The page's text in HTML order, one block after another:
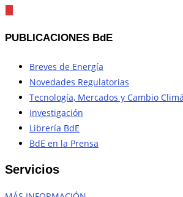
PUBLICACIONES BdE
Breves de Energía
Novedades Regulatorias
Tecnología, Mercados y Cambio
Investigación
Librería BdE
BdE en la Prensa
Servicios